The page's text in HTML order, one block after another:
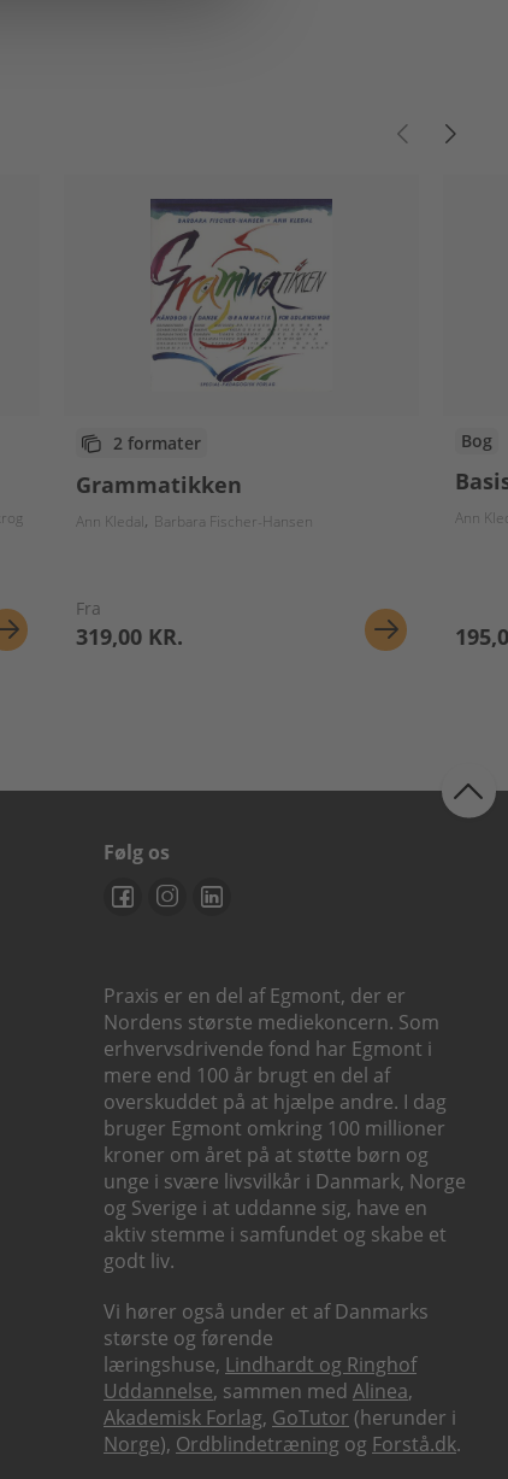
2 formater
Grammatikken
Ann Kledal Barbara Fischer-Hansen
Fra
319,00 KR.
Bog
Ann
Følg os
Praxis er en del af Egmont, der er
Nordens største mediekoncern. Som
erhvervsdrivende fond har Egmont i
mere end 100 år brugt en del af
overskuddet på at hjælpe andre. I dag
bruger Egmont omkring 100 millioner
kroner om året på at støtte børn og
unge i svære livsvilkår i Danmark, Norge
og Sverige i at uddanne sig, have en
aktiv stemme i samfundet og skabe et
godt liv.
Vi hører også under et af Danmarks
største og førende
læringshuse, Lindhardt og Ringhof
Uddannelse, sammen med Alinea,
Akademisk Forlag, GoTutor (herunder i
Norge), Ordblindetræning og Forstå.dk.